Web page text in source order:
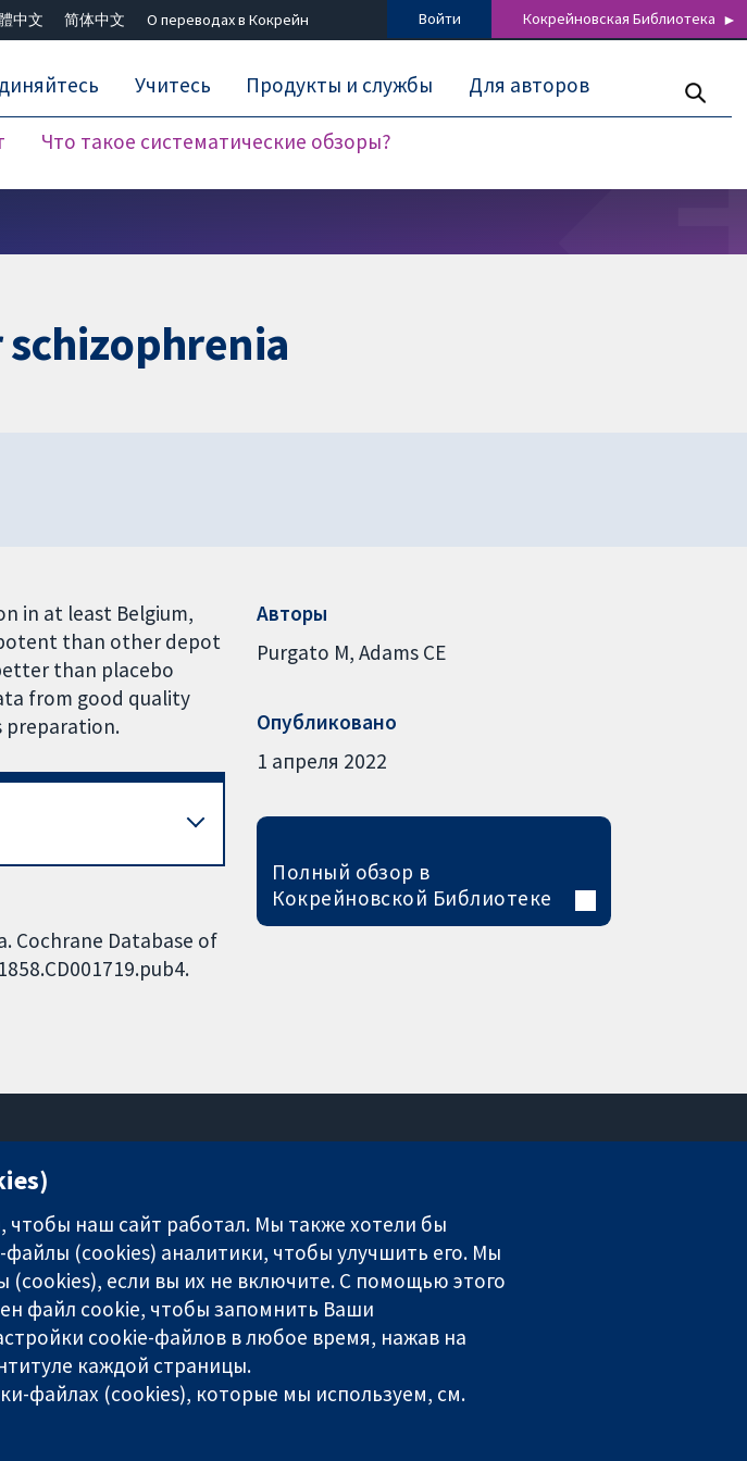
中文 简体中文 О переводах в Кокрейн Войти Кокрейновская Библиотека
Что такое систематические обзоры?
Учитесь Продукты и службы Для авторов
in at least Belgium,
than other depot
than placebo
from good quality
preparation.
Cochrane Database of
Авторы
Purgato M Adams CE
Опубликовано
1 апреля 2022
Полный обзор в
Кокрейновской Библиотеке
Пресс-служба
О нас
Работа
Cochrane Library
registered in England & Wales. VAT registration number GB 718 2127 49.
наш сайт работал. Мы также хотели бы
(cookies) аналитики, чтобы улучшить его. Мы
если вы их не включите. С помощью этого
файл cookie, чтобы запомнить Ваши
cookie-файлов в любое время, нажав на
каждой страницы.
файлах (cookies), которые мы используем, см.